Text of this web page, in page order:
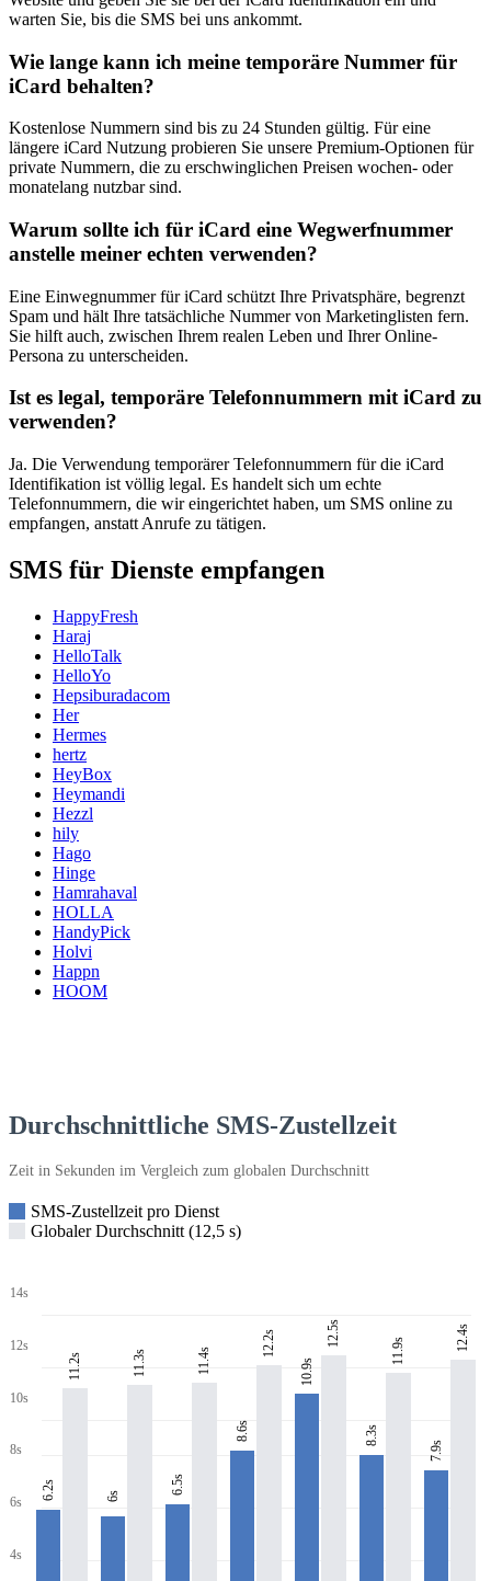
warten Sie, bis die SMS bei uns ankommt.
Wie lange kann ich meine temporäre Nummer für
iCard behalten?
Kostenlose Nummern sind bis zu 24 Stunden gültig. Für eine
längere iCard Nutzung probieren Sie unsere Premium-Optionen für
private Nummern, die zu erschwinglichen Preisen wochen- oder
monatelang nutzbar sind.
Warum sollte ich für iCard eine Wegwerfnummer
anstelle meiner echten verwenden?
Eine Einwegnummer für iCard schützt Ihre Privatsphäre, begrenzt
Spam und hält Ihre tatsächliche Nummer von Marketinglisten fern.
Sie hilft auch, zwischen Ihrem realen Leben und Ihrer Online-
Persona zu unterscheiden.
Ist es legal, temporäre Telefonnummern mit iCard zu
verwenden?
Ja. Die Verwendung temporärer Telefonnummern für die iCard
Identifikation ist völlig legal. Es handelt sich um echte
Telefonnummern, die wir eingerichtet haben, um SMS online zu
empfangen, anstatt Anrufe zu tätigen.
SMS für Dienste empfangen
HappyFresh
Haraj
HelloTalk
HelloYo
Hepsiburadacom
Her
Hermes
hertz
HeyBox
Heymandi
Hezzl
hily
Hago
Hinge
Hamrahaval
HOLLA
HandyPick
Holvi
Happn
HOOM
Durchschnittliche SMS-Zustellzeit
Zeit in Sekunden im Vergleich zum globalen Durchschnitt
SMS-Zustellzeit pro Dienst
Globaler Durchschnitt (12,5 s)
14s
12s
10s
8s
6s
4s
6.2s
11.2s
6s
11.3s
6.5s
11.4s
8.6s
12.2s
10.9s
12.5s
8.3s
11.9s
7.9s
12.4s